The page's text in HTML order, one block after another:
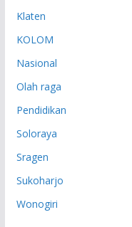
Klaten
KOLOM
Nasional
Olah raga
Pendidikan
Soloraya
Sragen
Sukoharjo
Wonogiri